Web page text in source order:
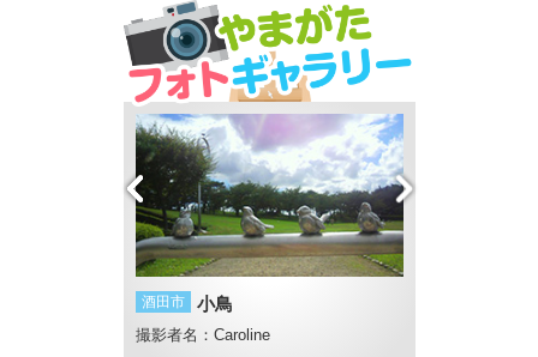
酒田市 小鳥
撮影者名：Caroline